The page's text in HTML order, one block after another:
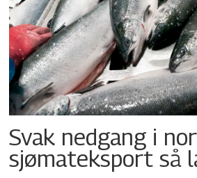
Svak nedgang i
sjømateksport så